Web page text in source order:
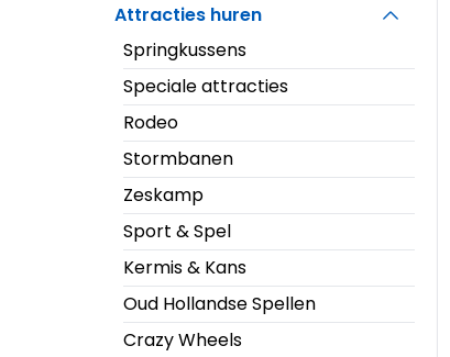
Attracties huren
Springkussens
Speciale attracties
Rodeo
Stormbanen
Zeskamp
Sport & Spel
Kermis & Kans
Oud Hollandse Spellen
Crazy Wheels